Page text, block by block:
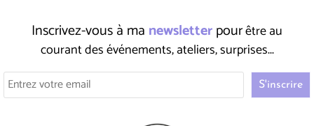
Inscrivez-vous à ma newsletterpourêtre au
courant des événements, ateliers, surprises...